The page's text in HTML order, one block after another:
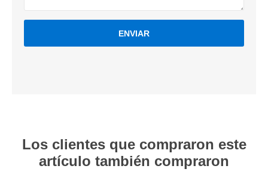
ENVIAR
Los clientes que compraron este
artículo también compraron